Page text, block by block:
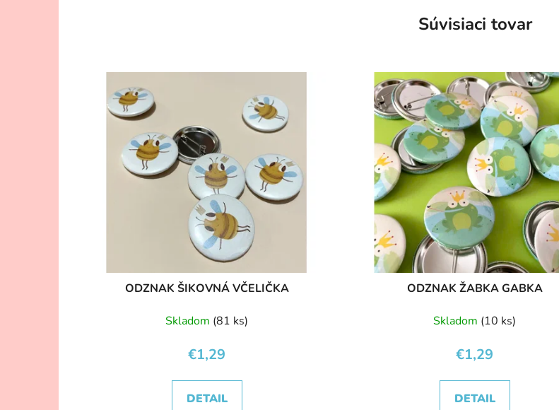
Súvisiaci tovar
ODZNAK ŠIKOVNÁ VČELIČKA
Skladom (81 ks)
€1,29
DETAIL
ODZNAK ŽABKA GABKA
Skladom (10 ks)
€1,29
DETAIL